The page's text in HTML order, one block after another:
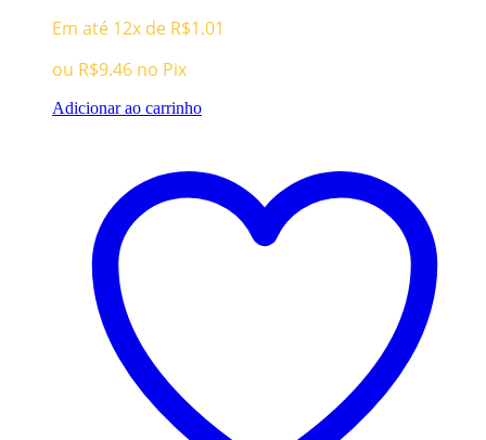
Em até 12x de R$1.01
ou R$9.46 no Pix
Adicionar ao carrinho